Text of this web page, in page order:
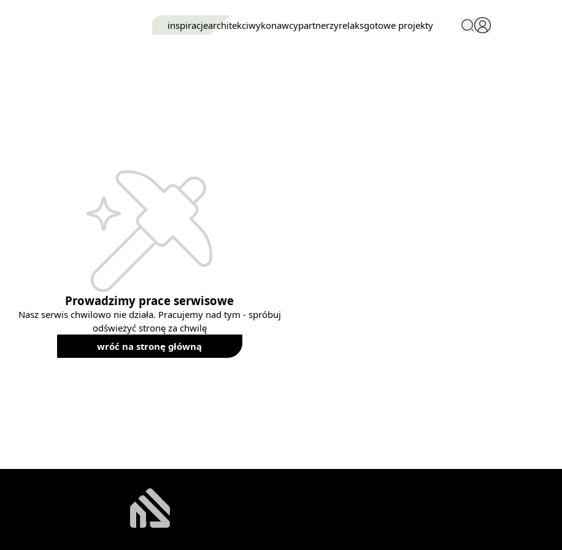
inspiracjearchitekciwykonawcypartnerzyrelaksgotowe projekty
Prowadzimy prace serwisowe
Nasz serwis chwilowo nie działa. Pracujemy nad tym - spróbuj
odświeżyć stronę za chwilę
wróć na stronę główną